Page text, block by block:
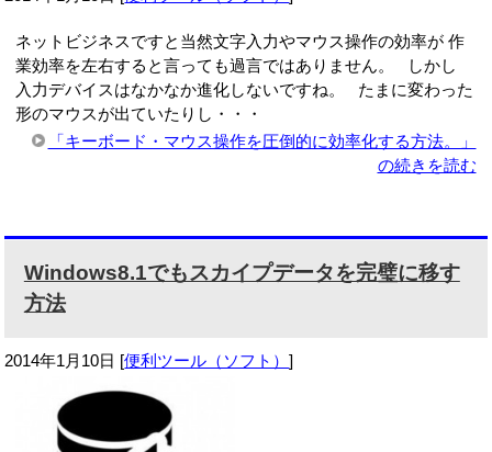
ネットビジネスですと当然文字入力やマウス操作の効率が 作
業効率を左右すると言っても過言ではありません。 しかし
入力デバイスはなかなか進化しないですね。 たまに変わった
形のマウスが出ていたりし・・・
「キーボード・マウス操作を圧倒的に効率化する方法。」
の続きを読む
Windows8.1でもスカイプデータを完璧に移す
方法
2014年1月10日 [便利ツール（ソフト）]